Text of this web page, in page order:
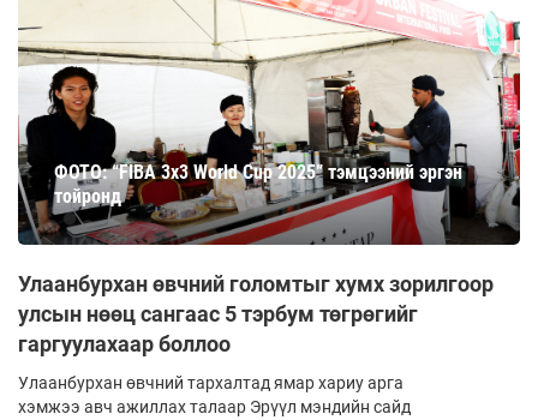
ФОТО: “FIBA 3x3 World Cup 2025” тэмцээний эргэн
тойронд
Улаанбурхан өвчний голомтыг хумх зорилгоор
улсын нөөц сангаас 5 тэрбум төгрөгийг
гаргуулахаар боллоо
Улаанбурхан өвчний тархалтад ямар хариу арга
хэмжээ авч ажиллах талаар Эрүүл мэндийн сайд